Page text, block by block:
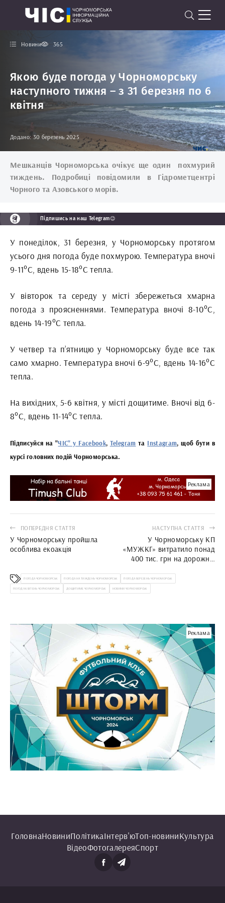
Новини 365
Якою буде погода у Чорноморську
наступного тижня – з 31 березня по 6
квітня
Додано: 30 березень 2025
Мешканців Чорноморська очікує ще один
похмурий
тиждень. Подробиці повідомили в Гідрометцентрі
Чорного та Азовського морів.
Підпишись на наш Telegram😉
У понеділок, 31 березня, у Чорноморську протягом
усього дня погода буде похмурою. Температура вночі
9-11°С, вдень 15-18°С тепла.
У вівторок та середу у місті збережеться хмарна
погода з проясненнями. Температура вночі 8-10°С,
вдень 14-19°С тепла.
У четвер та п’ятницю у Чорноморську буде все так
само хмарно. Температура вночі 6-9°С, вдень 14-16°С
тепла.
На вихідних, 5-6 квітня, у місті дощитиме. Вночі від 6-
8°С, вдень 11-14°С тепла.
Підписуйся на "ЧІС" у Facebook, Telegram та Instagram, щоб бути в
курсі головних подій Чорноморська.
Реклама
ПОПЕРЕДНЯ СТАТТЯ
У Чорноморську пройшла
особлива екоакція
НАСТУПНА СТАТТЯ
У Чорноморську КП
«МУЖКГ» витратило понад
400 тис. грн на дорожню
ПОГОДА ЧОРНОМОРСЬК ПОГОДА НА ТИЖДЕНЬ ЧОРНОМОРСЬК ПОГОДА БЕРЕЗЕНЬ ЧОРНОМОРСЬК
ПОГОДА КВІТЕНЬ ЧОРНОМОРСЬК ДОЩИТИМЕ ЧОРНОМОРСЬК НОВИНИ ЧОРНОМОРСЬК
Реклама
ГоловнаНовиниПолітикаІнтерв'юТоп-новиниКультура
ВідеоФотогалереяСпорт